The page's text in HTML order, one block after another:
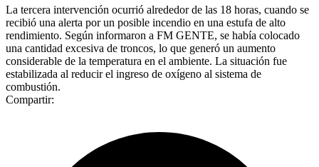
La tercera intervención ocurrió alrededor de las 18 horas, cuando se
recibió una alerta por un posible incendio en una estufa de alto
rendimiento. Según informaron a FM GENTE, se había colocado
una cantidad excesiva de troncos, lo que generó un aumento
considerable de la temperatura en el ambiente. La situación fue
estabilizada al reducir el ingreso de oxígeno al sistema de
combustión.
Compartir: